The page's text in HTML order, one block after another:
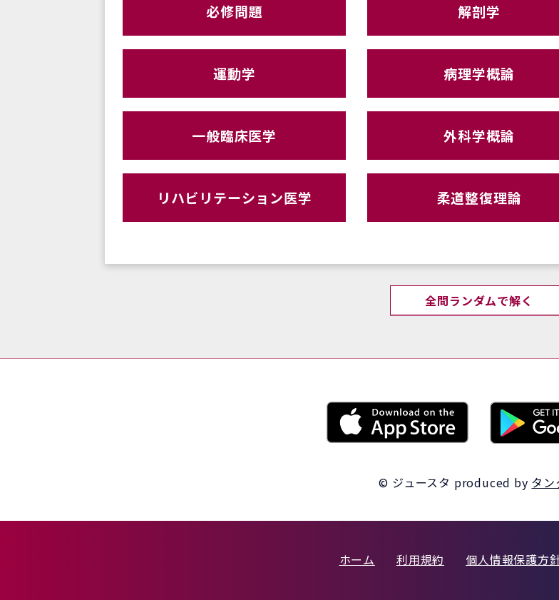
必修問題 解剖学
運動学 病理学概論
一般臨床医学 外科学概論
リハビリテーション医学 柔道整復理論
全問ランダムで解く
© ジュースタ produced by タン
ホーム 利用規約 個人情報保護方